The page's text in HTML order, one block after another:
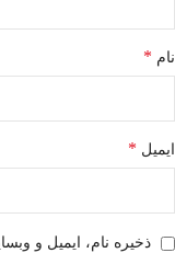
نام *
ایمیل *
ذخیره نام، ایمیل و